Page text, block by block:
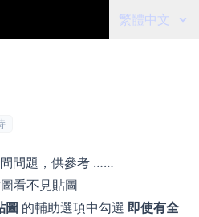
繁體中文
問題，供參考 ……
看不見貼圖
圖 的輔助選項中勾選 即使有全